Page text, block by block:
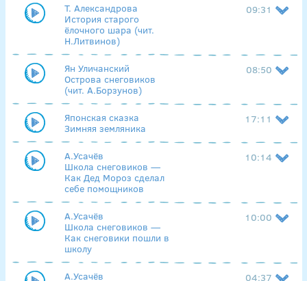
Т. Александрова
История старого
ёлочного шара (чит.
Н.Литвинов)
09:31
Ян Уличанский
Острова снеговиков
(чит. А.Борзунов)
08:50
Японская сказка
Зимняя земляника
17:11
А.Усачёв
Школа снеговиков —
Как Дед Мороз сделал
себе помощников
10:14
А.Усачёв
Школа снеговиков —
Как снеговики пошли в
школу
10:00
А.Усачёв
04:37